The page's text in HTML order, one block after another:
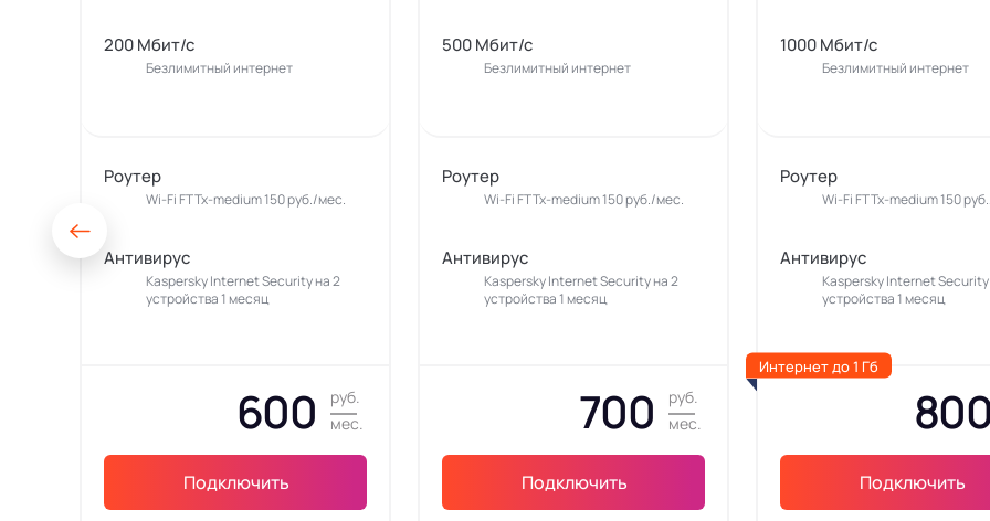
200 Мбит/с
Безлимитный интернет
Роутер
Wi-Fi FTTx-medium 150 руб./мес.
Антивирус
Kaspersky Internet Security на 2
устройства 1 месяц
600
руб.
мес.
Подключить
500 Мбит/с
Безлимитный интернет
Роутер
Wi-Fi FTTx-medium 150 руб./мес.
Антивирус
Kaspersky Internet Security на 2
устройства 1 месяц
700
руб.
мес.
Подключить
1000 Мбит/с
Безлимитный интернет
Роутер
Wi-Fi FTTx-medium 150
Антивирус
Kaspersky Internet
устройства 1 месяц
800
Подключить
Интернет до 1 Гб